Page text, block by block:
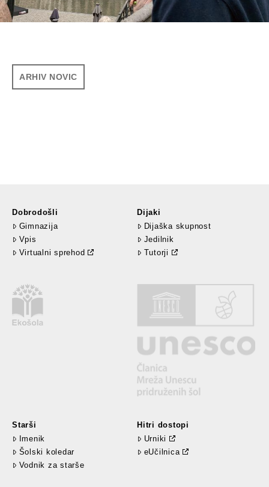
ARHIV NOVIC
Dobrodošli
Gimnazija
Vpis
Virtualni sprehod
Dijaki
Dijaška skupnost
Jedilnik
Tutorji
Starši
Imenik
Šolski koledar
Vodnik za starše
Hitri dostopi
Urniki
eUčilnica